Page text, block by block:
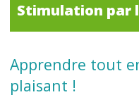
Stimulation par
Apprendre tout
plaisant !